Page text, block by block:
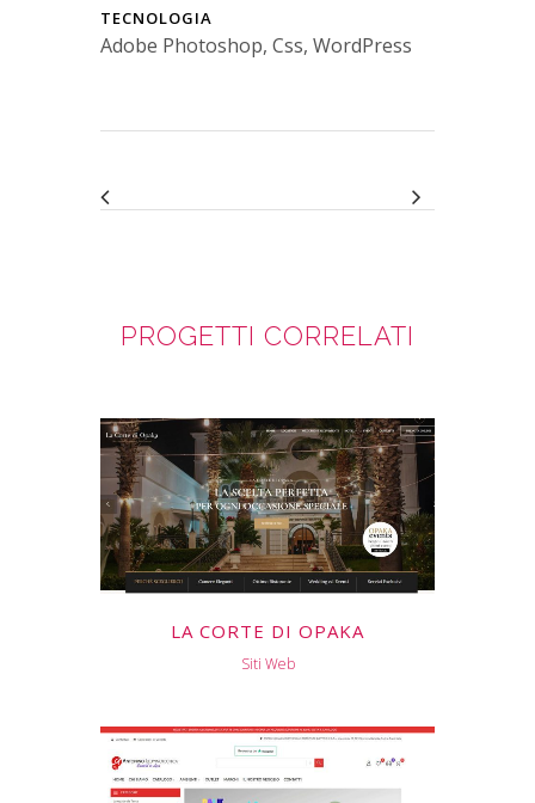
TECNOLOGIA
Adobe Photoshop, Css, WordPress
PROGETTI CORRELATI
LA CORTE DI OPAKA
Siti Web